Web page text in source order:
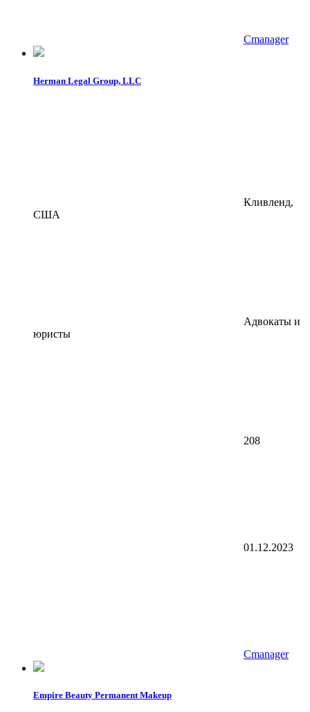
Cmanager
Herman Legal Group, LLC
Кливленд,
США
Адвокаты и
юристы
208
01.12.2023
Cmanager
Empire Beauty Permanent Makeup